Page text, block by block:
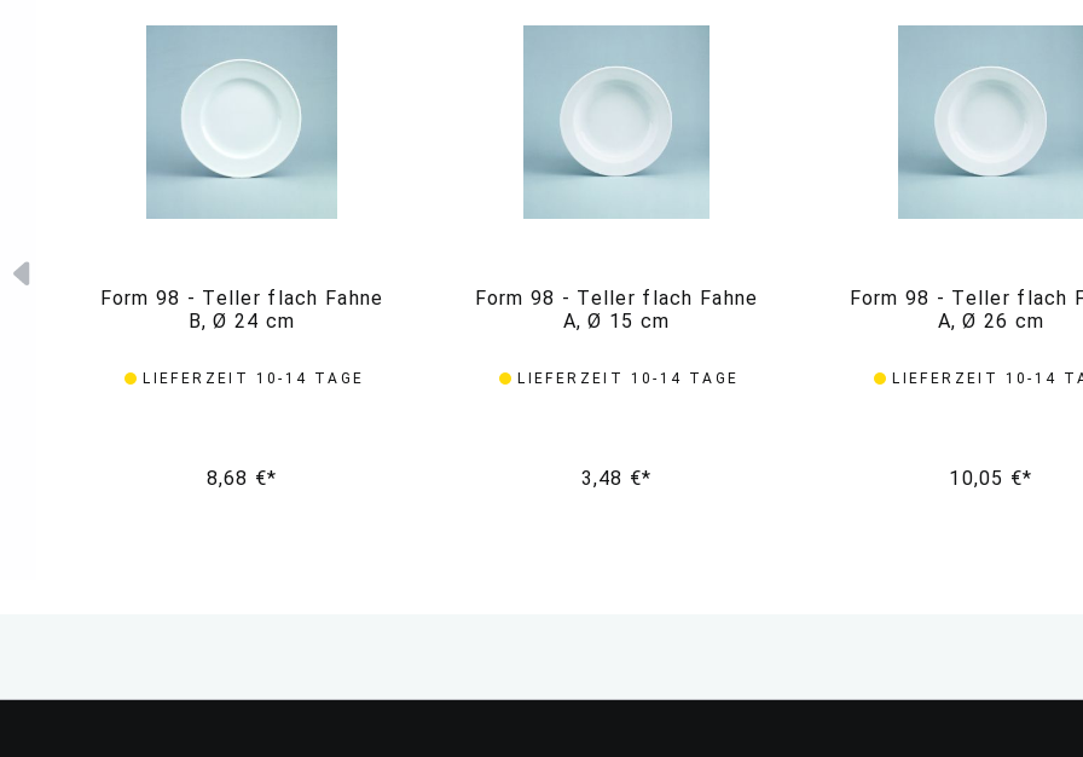
Form 98 - Teller flach Fahne
B, Ø 24 cm
LIEFERZEIT 10-14 TAGE
8,68 €*
Form 98 - Teller flach Fahne
A, Ø 15 cm
LIEFERZEIT 10-14 TAGE
3,48 €*
Form 98 - Teller flach
A, Ø 26 cm
LIEFERZEIT 10-14
10,05 €*